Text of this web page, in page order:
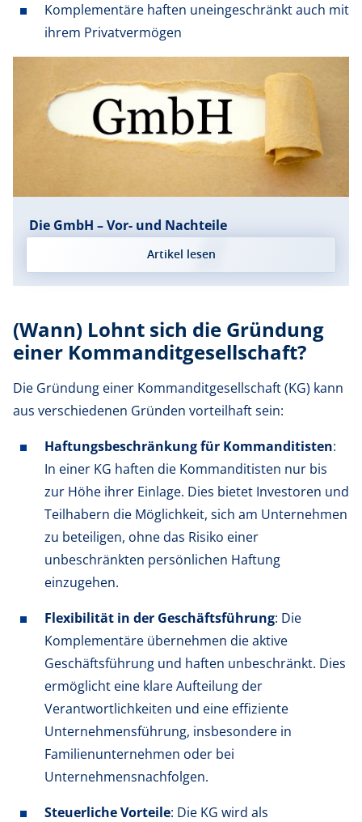
Komplementäre haften uneingeschränkt auch mit
ihrem Privatvermögen
Die GmbH – Vor- und Nachteile
Artikel lesen
(Wann) Lohnt sich die Gründung
einer Kommanditgesellschaft?
Die Gründung einer Kommanditgesellschaft (KG) kann
aus verschiedenen Gründen vorteilhaft sein:
Haftungsbeschränkung für Kommanditisten:
In einer KG haften die Kommanditisten nur bis
zur Höhe ihrer Einlage. Dies bietet Investoren und
Teilhabern die Möglichkeit, sich am Unternehmen
zu beteiligen, ohne das Risiko einer
unbeschränkten persönlichen Haftung
einzugehen.
Flexibilität in der Geschäftsführung: Die
Komplementäre übernehmen die aktive
Geschäftsführung und haften unbeschränkt. Dies
ermöglicht eine klare Aufteilung der
Verantwortlichkeiten und eine effiziente
Unternehmensführung, insbesondere in
Familienunternehmen oder bei
Unternehmensnachfolgen.
Steuerliche Vorteile: Die KG wird als